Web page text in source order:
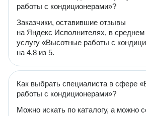
работы с кондиционерами»?
Заказчики, оставившие отзывы
на Яндекс Исполнителях, в
услугу «Высотные работы с
на 4.8 из 5.
Как выбрать специалиста в сфере
работы с кондиционерами»?
Можно искать по каталогу, а можно